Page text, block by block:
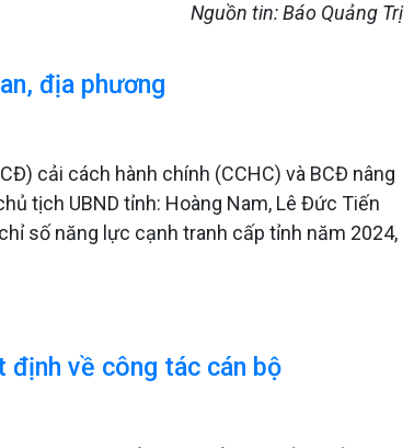
Nguồn tin: Báo Quảng Trị
địa phương
cải cách hành chính (CCHC) và BCĐ nâng
tịch UBND tỉnh: Hoàng Nam, Lê Đức Tiến
số năng lực cạnh tranh cấp tỉnh năm 2024,
định về công tác cán bộ